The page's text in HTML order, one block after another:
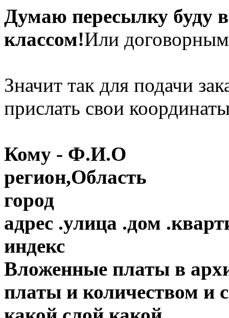
Думаю пересылку буду
классом!Или
Значит так для подачи
прислать свои
Кому - Ф.И.О
регион,Область
город
адрес .улица .дом
индекс
Вложенные платы в
платы и количеством и